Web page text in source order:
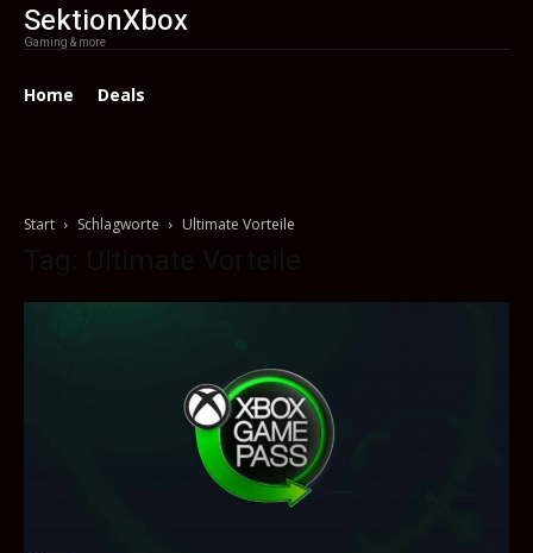
SektionXbox
Gaming & more
Home Deals
Start Schlagworte Ultimate Vorteile